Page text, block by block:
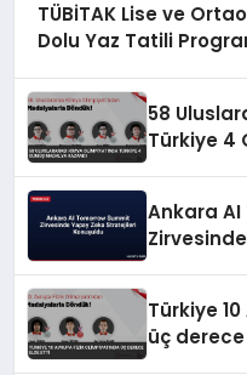
TÜBİTAK Lise ve
Dolu Yaz Tatili
58
Türkiye 4
Ankara
Türkiye
üç